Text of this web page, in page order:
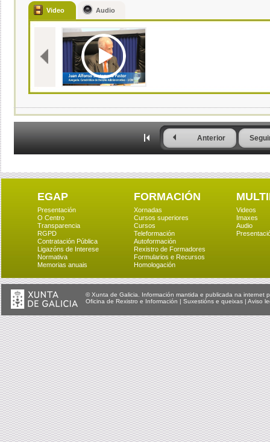
Video Audio
Anterior
EGAP
Presentación
O Centro
Transparencia
RGPD
Contratación Pública
Ligazóns de Interese
Normativa
Memorias anuais
FORMACIÓN
Xornadas
Cursos superiores
Cursos
Teleformación
Autoformación
Rexistro de Formadores
Formularios e Recursos
Homologación
Videos
Imaxes
Audio
© Xunta de Galicia. Información mantida e publicada na internet
Oficina de Rexistro e Información | Suxestións e queixas | Aviso